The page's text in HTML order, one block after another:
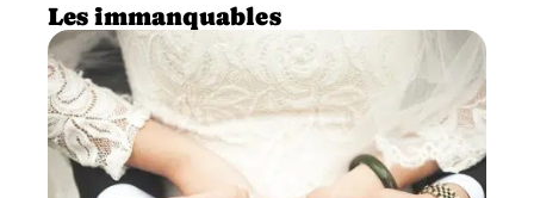
Les immanquables